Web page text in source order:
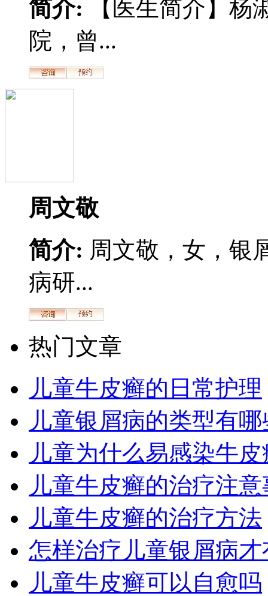
简介: 【医生简介】杨
院，曾...
周文敬
简介: 周文敬，女，银
病研...
热门文章
儿童牛皮癣的日常护理
儿童银屑病的类型有
儿童为什么易感染牛皮
儿童牛皮癣的治疗注
儿童牛皮癣的治疗方法
怎样治疗儿童银屑病才
儿童牛皮癣可以自愈吗